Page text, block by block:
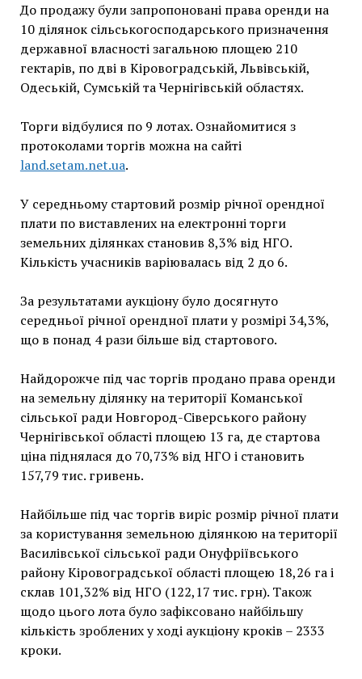
До продажу були запропоновані права оренди на
10 ділянок сільськогосподарського призначення
державної власності загальною площею 210
гектарів, по дві в Кіровоградській, Львівській,
Одеській, Сумській та Чернігівській областях.
Торги відбулися по 9 лотах. Ознайомитися з
протоколами торгів можна на сайті
land.setam.net.ua.
У середньому стартовий розмір річної орендної
плати по виставлених на електронні торги
земельних ділянках становив 8,3% від НГО.
Кількість учасників варіювалась від 2 до 6.
За результатами аукціону було досягнуто
середньої річної орендної плати у розмірі 34,3%,
що в понад 4 рази більше від стартового.
Найдорожче під час торгів продано права оренди
на земельну ділянку на території Команської
сільської ради Новгород-Сіверського району
Чернігівської області площею 13 га, де стартова
ціна піднялася до 70,73% від НГО і становить
157,79 тис. гривень.
Найбільше під час торгів виріс розмір річної плати
за користування земельною ділянкою на території
Василівської сільської ради Онуфріївського
району Кіровоградської області площею 18,26 га і
склав 101,32% від НГО (122,17 тис. грн). Також
щодо цього лота було зафіксовано найбільшу
кількість зроблених у ході аукціону кроків – 2333
кроки.